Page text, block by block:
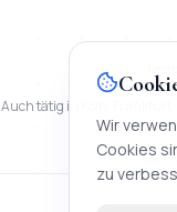
Auch tätig in Köln,
Wir
Cookies
zu